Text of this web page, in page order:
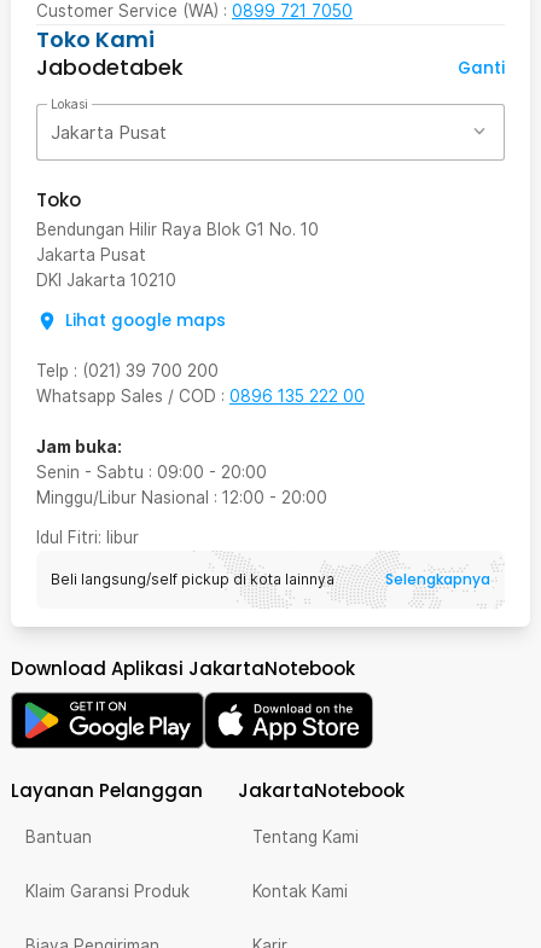
Customer Service (WA) : 0899 721 7050
Toko Kami
Jabodetabek
Ganti
Lokasi
Jakarta Pusat
Toko
Bendungan Hilir Raya Blok G1 No. 10
Jakarta Pusat
DKI Jakarta 10210
Lihat google maps
Telp : (021) 39 700 200
Whatsapp Sales / COD : 0896 135 222 00
Jam buka:
Senin - Sabtu : 09:00 - 20:00
Minggu/Libur Nasional : 12:00 - 20:00
Idul Fitri: libur
Beli langsung/self pickup di kota lainnya Selengkapnya
Download Aplikasi JakartaNotebook
Layanan Pelanggan
Bantuan
Klaim Garansi Produk
JakartaNotebook
Tentang Kami
Kontak Kami